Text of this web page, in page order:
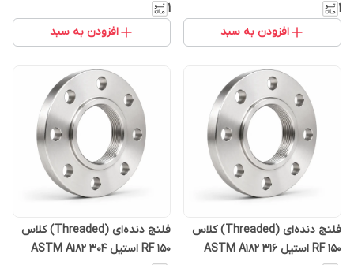
۱
افزودن به سبد
۱
افزودن به سبد
فلنج دنده‌ای (Threaded) کلاس
150 RF استیل 316 ASTM A182
فلنج دنده‌ای (Threaded) کلاس
150 RF استیل 304 ASTM A182